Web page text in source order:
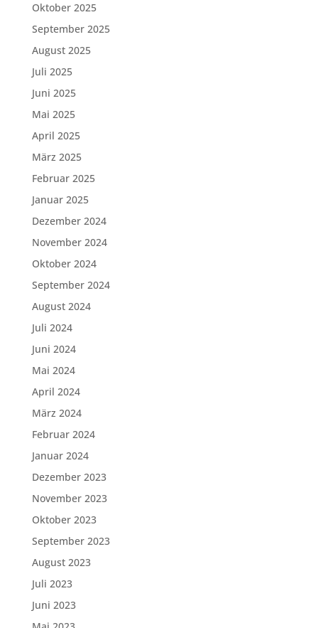
Oktober 2025
September 2025
August 2025
Juli 2025
Juni 2025
Mai 2025
April 2025
März 2025
Februar 2025
Januar 2025
Dezember 2024
November 2024
Oktober 2024
September 2024
August 2024
Juli 2024
Juni 2024
Mai 2024
April 2024
März 2024
Februar 2024
Januar 2024
Dezember 2023
November 2023
Oktober 2023
September 2023
August 2023
Juli 2023
Juni 2023